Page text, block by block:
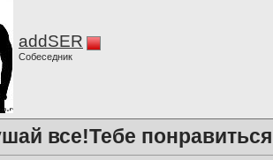
addSER
Собеседник
все!Тебе